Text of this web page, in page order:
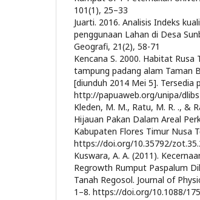
101(1), 25–33
Juarti. 2016. Analisis Indeks
penggunaan Lahan di Desa
Geografi, 21(2), 58-71
Kencana S. 2000. Habitat
tampung padang alam Taman
[diunduh 2014 Mei 5]. Tersedia
http://papuaweb.org/unipa/
Kleden, M. M., Ratu, M. R. ., &
Hijauan Pakan Dalam Areal
Kabupaten Flores Timur Nusa
https://doi.org/10.35792/
Kuswara, A. A. (2011).
Regrowth Rumput Paspalum
Tanah Regosol. Journal of
1–8. https://doi.org/10.1088/